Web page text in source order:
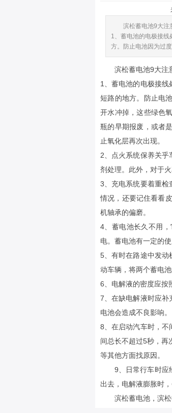
滨松蓄电池9大注
1、蓄电池的电极接
方。防止电池因为过
滨松蓄电池9大注
1、蓄电池的电极接线
短路的地方。防止电
开水冲掉，这些绿色
瓶的早期报废，或者
止氧化层再次出现。
2、点火系统保养关乎
剂处理。此外，对于
3、充电系统要着重检
情况，还要记住看看
机轴承的偏磨。
4、蓄电池长久不用
电。蓄电池有一定的
5、有时在路途中发动
动车辆，将两个蓄电
6、电解液的密度应按
7、在缺电解液时应补
电池会造成不良影响。
8、在启动汽车时，不
间总长不超过5秒，再
等其他方面找原因。
9、日常行车时应
出去，电解液膨胀时
滨松蓄电池 ， 滨